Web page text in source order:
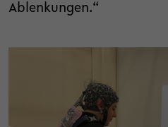
Ablenkungen.“